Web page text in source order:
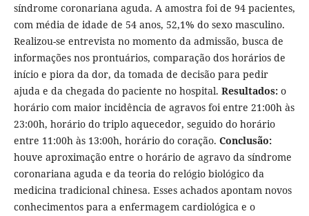
síndrome coronariana aguda. A amostra foi de 94 pacientes,
com média de idade de 54 anos, 52,1% do sexo masculino.
Realizou-se entrevista no momento da admissão, busca de
informações nos prontuários, comparação dos horários de
início e piora da dor, da tomada de decisão para pedir
ajuda e da chegada do paciente no hospital. Resultados:o
horário com maior incidência de agravos foi entre 21:00h às
23:00h, horário do triplo aquecedor, seguido do horário
entre 11:00h às 13:00h, horário do coração. Conclusão:
houve aproximação entre o horário de agravo da síndrome
coronariana aguda e da teoria do relógio biológico da
medicina tradicional chinesa. Esses achados apontam novos
conhecimentos para a enfermagem cardiológica e o